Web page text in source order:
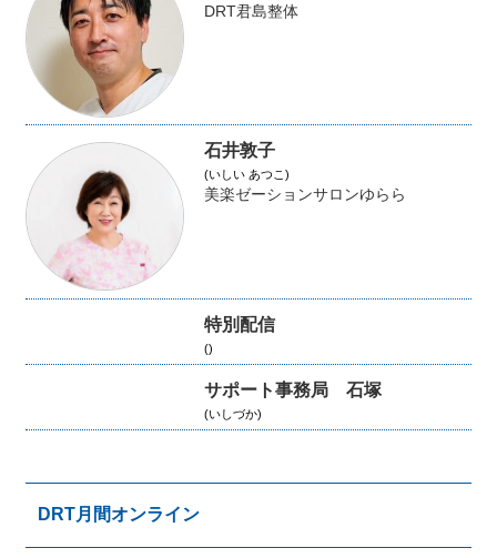
DRT君島整体
石井敦子
(いしい あつこ)
美楽ゼーションサロンゆらら
特別配信
()
サポート事務局 石塚
(いしづか)
DRT月間オンライン